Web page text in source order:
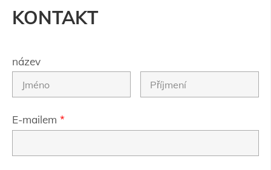
KONTAKT
název
E-mailem *